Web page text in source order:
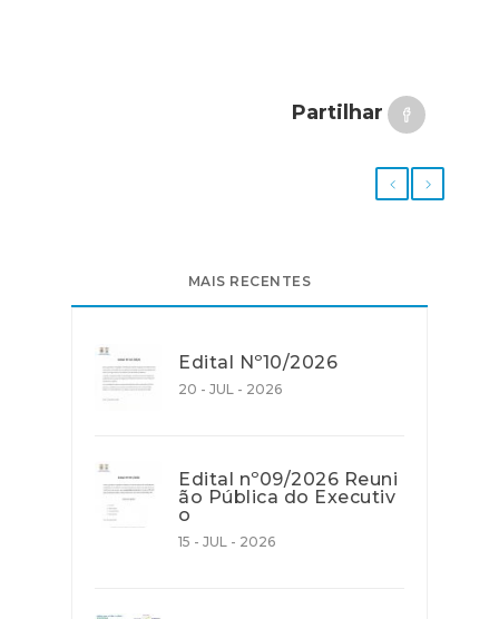
Partilhar
MAIS RECENTES
Edital Nº10/2026
20 - JUL - 2026
Edital nº09/2026 Reuni
ão Pública do Executiv
o
15 - JUL - 2026